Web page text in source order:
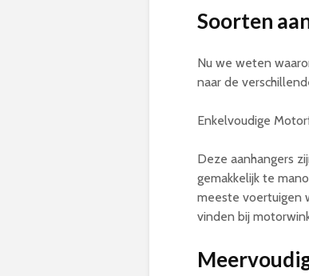
Soorten
Nu we weten
naar de
Enkelvoudige
Deze aanhangers
gemakkelijk te
meeste voertuigen
vinden bij